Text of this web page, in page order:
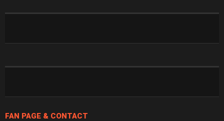
FAN PAGE & CONTACT